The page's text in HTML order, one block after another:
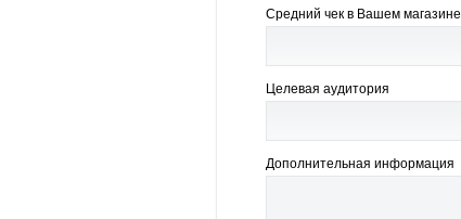
Средний чек в Вашем магазине
Целевая аудитория
Дополнительная информация